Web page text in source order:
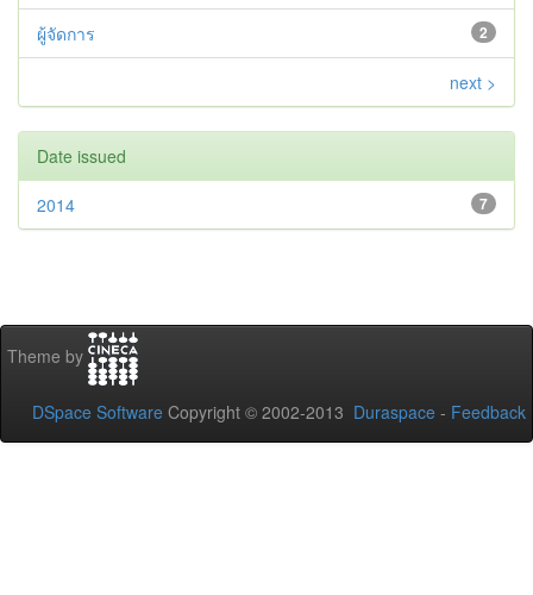
2
ผู้จัดการ
next >
Date issued
7
2014
Theme by
DSpace Software Copyright © 2002-2013 Duraspace - Feedback